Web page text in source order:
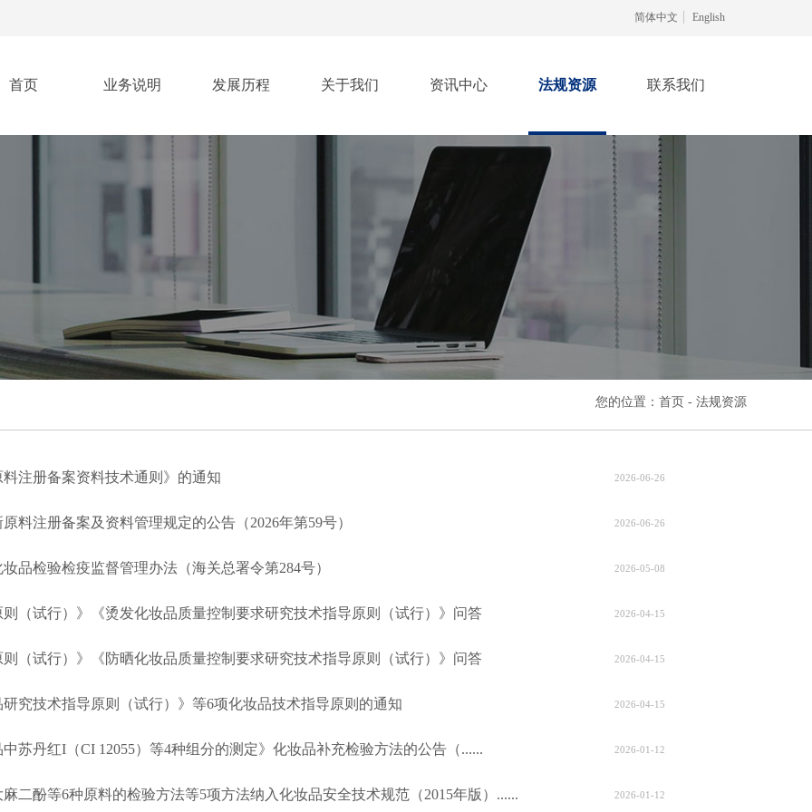
简体中文 English
首页 业务说明 发展历程 关于我们 资讯中心 法规资源 联系我们
您的位置：首页 - 法规资源
注册备案资料技术通则》的通知 2026-06-26
料注册备案及资料管理规定的公告（2026年第59号） 2026-06-26
品检验检疫监督管理办法（海关总署令第284号） 2026-05-08
（试行）》《烫发化妆品质量控制要求研究技术指导原则（试行）》问答 2026-04-15
（试行）》《防晒化妆品质量控制要求研究技术指导原则（试行）》问答 2026-04-15
究技术指导原则（试行）》等6项化妆品技术指导原则的通知 2026-04-15
苏丹红I（CI 12055）等4种组分的测定》化妆品补充检验方法的公告（...... 2026-01-12
二酚等6种原料的检验方法等5项方法纳入化妆品安全技术规范（2015年版）...... 2026-01-12